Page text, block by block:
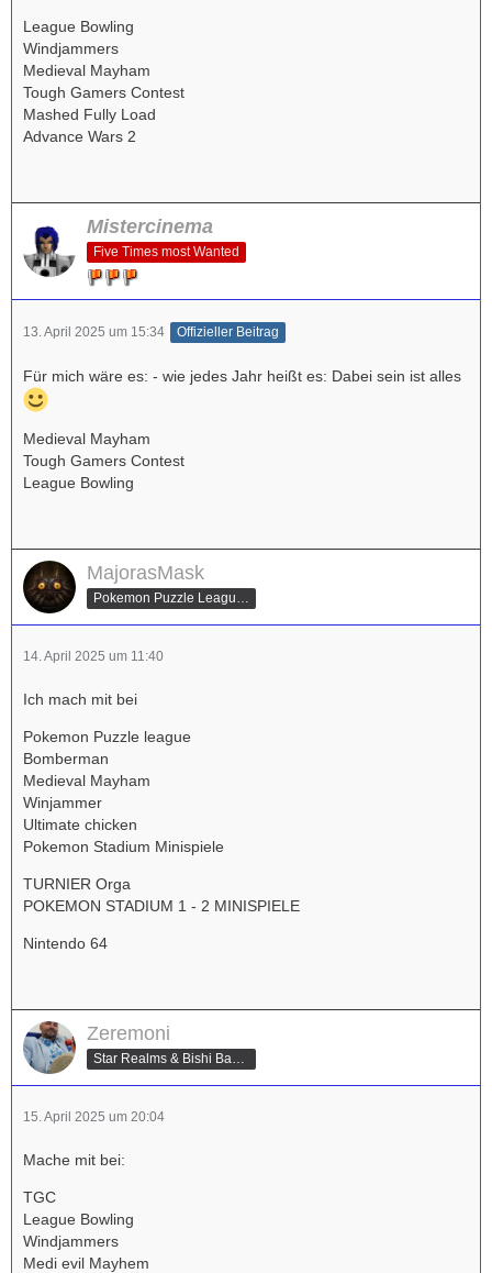
League Bowling
Windjammers
Medieval Mayham
Tough Gamers Contest
Mashed Fully Load
Advance Wars 2
Mistercinema
Five Times most Wanted
13. April 2025 um 15:34 Offizieller Beitrag
Für mich wäre es: - wie jedes Jahr heißt es: Dabei sein ist alles
Medieval Mayham
Tough Gamers Contest
League Bowling
MajorasMask
14. April 2025 um 11:40
Ich mach mit bei
Pokemon Puzzle league
Bomberman
Medieval Mayham
Winjammer
Ultimate chicken
Pokemon Stadium Minispiele
TURNIER Orga
POKEMON STADIUM 1 - 2 MINISPIELE
Nintendo 64
Zeremoni
15. April 2025 um 20:04
Mache mit bei:
TGC
League Bowling
Windjammers
Medi evil Mayhem